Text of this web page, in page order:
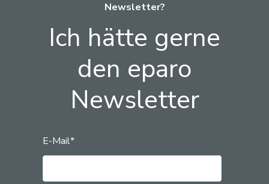
Newsletter?
Ich hätte gerne
den eparo
Newsletter
E-Mail*